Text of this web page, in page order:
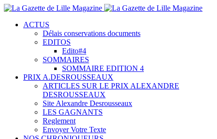
ACTUS
Délais conservations documents
EDITOS
Edito#4
SOMMAIRES
SOMMAIRE EDITION 4
PRIX A.DESROUSSEAUX
ARTICLES SUR LE PRIX ALEXANDRE
DESROUSSEAUX
Site Alexandre Desrousseaux
LES GAGNANTS
Reglement
Envoyer Votre Texte